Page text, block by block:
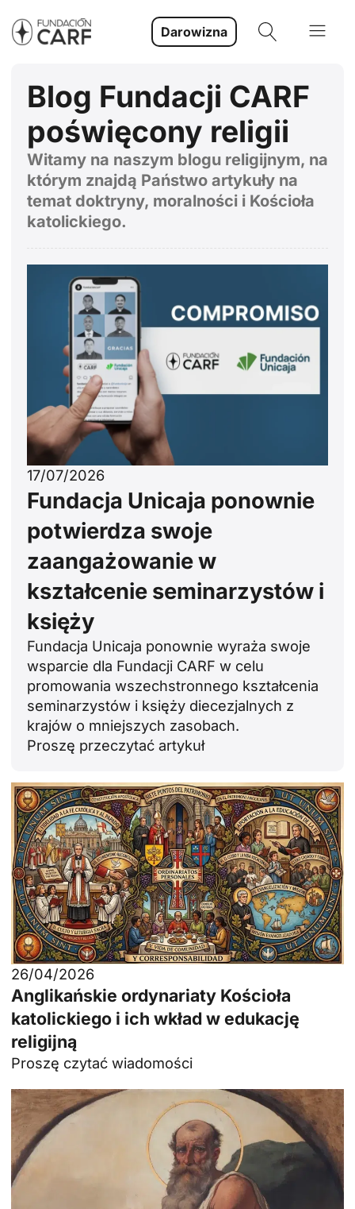
Darowizna
Blog Fundacji CARF
poświęcony religii
Witamy na naszym blogu religijnym, na
którym znajdą Państwo artykuły na
temat doktryny, moralności i Kościoła
katolickiego.
17/07/2026
Fundacja Unicaja ponownie
potwierdza swoje
zaangażowanie w
kształcenie seminarzystów i
księży
Fundacja Unicaja ponownie wyraża swoje
wsparcie dla Fundacji CARF w celu
promowania wszechstronnego kształcenia
seminarzystów i księży diecezjalnych z
krajów o mniejszych zasobach.
Proszę przeczytać artykuł
26/04/2026
Anglikańskie ordynariaty Kościoła
katolickiego i ich wkład w edukację
religijną
Proszę czytać wiadomości